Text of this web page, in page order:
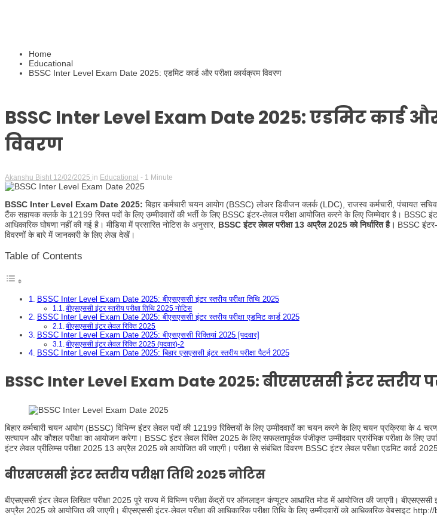
Home
Educational
BSSC Inter Level Exam Date 2025: एडमिट कार्ड और परीक्षा कार्यक्रम विवरण
BSSC Inter Level Exam Date 2025: एडमिट कार्ड और
विवरण
Akanshu Bisht 12/02/2025 in Educational - 1 Minute
BSSC Inter Level Exam Date 2025: बिहार कर्मचारी चयन आयोग (BSSC) लोअर डिवीजन क्लर्क (LDC), राजस्व कर्मचारी, पंचायत
टैंक सहायक क्लर्क के 12199 रिक्त पदों के लिए उम्मीदवारों की भर्ती के लिए BSSC इंटर-लेवल परीक्षा आयोजित करने के लिए जिम्मेदार है। BSSC
आधिकारिक घोषणा नहीं की गई है। मीडिया में प्रसारित नोटिस के अनुसार, BSSC इंटर लेवल परीक्षा 13 अप्रैल 2025 को निर्धारित है। BSSC इंटर-
विवरणों के बारे में जानकारी के लिए लेख देखें।
Table of Contents
BSSC Inter Level Exam Date 2025: बीएसएससी इंटर स्तरीय परीक्षा तिथि 2025
बीएसएससी इंटर स्तरीय परीक्षा तिथि 2025 नोटिस
BSSC Inter Level Exam Date 2025: बीएसएससी इंटर स्तरीय परीक्षा एडमिट कार्ड 2025
बीएसएससी इंटर लेवल रिक्ति 2025
BSSC Inter Level Exam Date 2025: बीएसएससी रिक्तियां 2025 [पदवार]
बीएसएससी इंटर लेवल रिक्ति 2025 (पदवार)-2
BSSC Inter Level Exam Date 2025: बिहार एसएससी इंटर स्तरीय परीक्षा पैटर्न 2025
BSSC Inter Level Exam Date 2025: बीएसएससी इंटर स्तरीय
बिहार कर्मचारी चयन आयोग (BSSC) विभिन्न इंटर लेवल पदों की 12199 रिक्तियों के लिए उम्मीदवारों का चयन करने के लिए चयन प्रक्रिया के 4 चरणों
सत्यापन और कौशल परीक्षा का आयोजन करेगा। BSSC इंटर लेवल रिक्ति 2025 के लिए सफलतापूर्वक पंजीकृत उम्मीदवार प्रारंभिक परीक्षा के लिए
इंटर लेवल प्रीलिम्स परीक्षा 2025 13 अप्रैल 2025 को आयोजित की जाएगी। परीक्षा से संबंधित विवरण BSSC इंटर लेवल परीक्षा एडमिट कार्ड
बीएसएससी इंटर स्तरीय परीक्षा तिथि 2025 नोटिस
बीएसएससी इंटर लेवल लिखित परीक्षा 2025 पूरे राज्य में विभिन्न परीक्षा केंद्रों पर ऑनलाइन कंप्यूटर आधारित मोड में आयोजित की जाएगी। बीएसएससी
अप्रैल 2025 को आयोजित की जाएगी। बीएसएससी इंटर-लेवल परीक्षा की आधिकारिक परीक्षा तिथि के लिए उम्मीदवारों को आधिकारिक वेबसाइट